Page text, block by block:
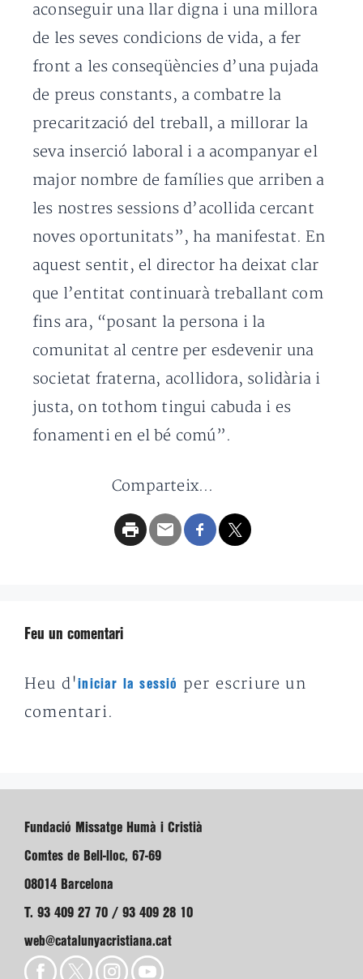
aconseguir una llar digna i una millora
de les seves condicions de vida, a fer
front a les conseqüències d’una pujada
de preus constants, a combatre la
precarització del treball, a millorar la
seva inserció laboral i a acompanyar el
major nombre de famílies que arriben a
les nostres sessions d’acollida cercant
noves oportunitats”, ha manifestat. En
aquest sentit, el director ha deixat clar
que l’entitat continuarà treballant com
fins ara, “posant la persona i la
comunitat al centre per esdevenir una
societat fraterna, acollidora, solidària i
justa, on tothom tingui cabuda i es
fonamenti en el bé comú”.
Comparteix...
Feu un comentari
Heu d'iniciar la sessió
per escriure un
comentari.
Fundació Missatge Humà i Cristià
Comtes de Bell-lloc, 67-69
08014 Barcelona
T. 93 409 27 70 / 93 409 28 10
web@catalunyacristiana.cat